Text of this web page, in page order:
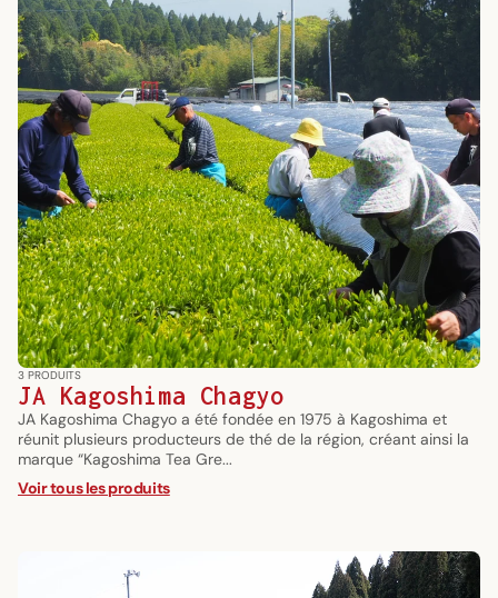
3 PRODUITS
JA Kagoshima Chagyo
JA Kagoshima Chagyo a été fondée en 1975 à Kagoshima et
réunit plusieurs producteurs de thé de la région, créant ainsi la
marque “Kagoshima Tea Gre...
Voir tous les produits